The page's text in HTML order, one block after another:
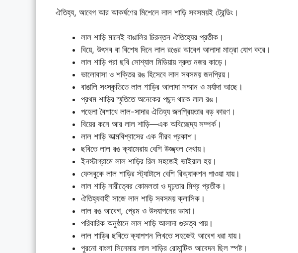
ঐতিহ্য, আবেগ আর আকর্ষণের মিশেলে লাল শাড়ি সবসময়ই ট্রেন্ডিং।
লাল শাড়ি মানেই বাঙালির চিরন্তন ঐতিহ্যের প্রতীক।
বিয়ে, উৎসব বা বিশেষ দিনে লাল রঙের আবেগ আলাদা মাত্রা যোগ করে।
লাল শাড়ি পরা ছবি সোশ্যাল মিডিয়ায় দ্রুত নজর কাড়ে।
ভালোবাসা ও শক্তির রঙ হিসেবে লাল সবসময় জনপ্রিয়।
বাঙালি সংস্কৃতিতে লাল শাড়ির আলাদা সম্মান ও মর্যাদা আছে।
প্রথম শাড়ির স্মৃতিতে অনেকের পছন্দ থাকে লাল রঙ।
পহেলা বৈশাখে লাল-সাদার ঐতিহ্য জনপ্রিয়তার বড় কারণ।
বিয়ের কনে আর লাল শাড়ি—এক অবিচ্ছেদ্য সম্পর্ক।
লাল শাড়ি আত্মবিশ্বাসের এক নীরব প্রকাশ।
ছবিতে লাল রঙ ক্যামেরায় বেশি উজ্জ্বল দেখায়।
ইনস্টাগ্রামে লাল শাড়ির রিল সহজেই ভাইরাল হয়।
ফেসবুকে লাল শাড়ির স্ট্যাটাসে বেশি রিঅ্যাকশন পাওয়া যায়।
লাল শাড়ি নারীত্বের কোমলতা ও দৃঢ়তার মিশ্র প্রতীক।
ঐতিহ্যবাহী সাজে লাল শাড়ি সবসময় ক্লাসিক।
লাল রঙ আবেগ, প্রেম ও উদযাপনের ভাষা।
পরিবারিক অনুষ্ঠানে লাল শাড়ি আলাদা গুরুত্ব পায়।
লাল শাড়ির ছবিতে ক্যাপশন লিখতে সহজেই আবেগ ধরা যায়।
পুরনো বাংলা সিনেমায় লাল শাড়ির রোমান্টিক আবেদন ছিল স্পষ্ট।